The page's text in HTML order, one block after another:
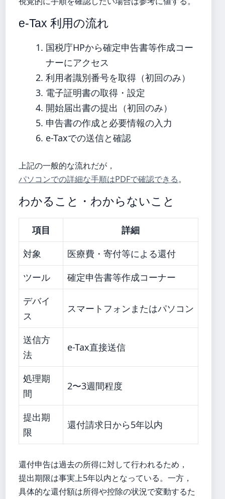
e-Tax 利用の流れ
国税庁HPから確定申告書等作成コー
ナーにアクセス
利用者識別番号を取得（初回のみ）
電子証明書の取得・設定
開始届出書の提出（初回のみ）
申告書の作成と必要情報の入力
e-Taxでの送信と確認
上記の一般的な流れだが，
パソコンでの詳細な手順はPDFで確認できる。
わかること・わからないこと
項目
詳細
対象
医療費・寄付等による還付
ツール
確定申告書等作成コーナー
デバイ
ス
スマートフォンまたはパソコン
送信方
法
e-Tax直接送信
処理期
間
2〜3週間程度
提出期
限
還付請求日から5年以内
還付申告は過去の所得に対して行われるため，
提出期限は事実上5年以内となっている。一方，
具体的な還付額は所得や控除の状況で変動するた